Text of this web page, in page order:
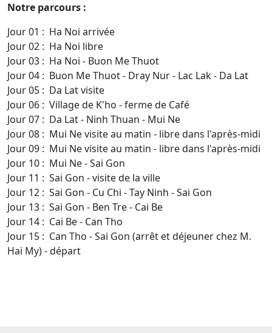
Notre parcours :
Jour 01 : Ha Noi arrivée
Jour 02 : Ha Noi libre
Jour 03 : Ha Noi - Buon Me Thuot
Jour 04 : Buon Me Thuot - Dray Nur - Lac Lak - Da Lat
Jour 05 : Da Lat visite
Jour 06 : Village de K'ho - ferme de Café
Jour 07 : Da Lat - Ninh Thuan - Mui Ne
Jour 08 : Mui Ne visite au matin - libre dans l'après-midi
Jour 09 : Mui Ne visite au matin - libre dans l'après-midi
Jour 10 : Mui Ne - Sai Gon
Jour 11 : Sai Gon - visite de la ville
Jour 12 : Sai Gon - Cu Chi - Tay Ninh - Sai Gon
Jour 13 : Sai Gon - Ben Tre - Cai Be
Jour 14 : Cai Be - Can Tho
Jour 15 : Can Tho - Sai Gon (arrêt et déjeuner chez M.
Hai My) - départ